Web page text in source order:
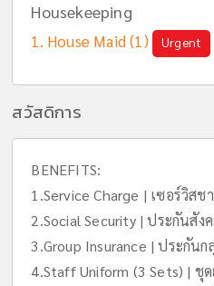
Housekeeping
House Maid (1) Urgent
สวัสดิการ
BENEFITS:
1.Service Charge | เซอร์วิสช
2.Social Security | ประกันสัง
3.Group Insurance | ประกันก
4.Staff Uniform (3 Sets) | ชุ